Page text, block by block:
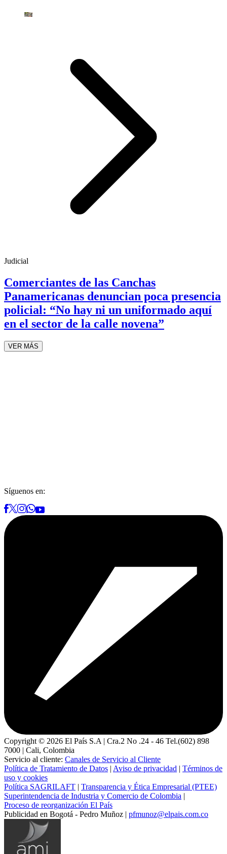
Judicial
Comerciantes de las Canchas
Panamericanas denuncian poca presencia
policial: “No hay ni un uniformado aquí
en el sector de la calle novena”
VER MÁS
Síguenos en:
Copyright © 2026 El País S.A | Cra.2 No .24 - 46 Tel.(602) 898
7000 | Cali, Colombia
Servicio al cliente: Canales de Servicio al Cliente
Política de Tratamiento de Datos | Aviso de privacidad | Términos de
uso y cookies
Política SAGRILAFT | Transparencia y Ética Empresarial (PTEE)
Superintendencia de Industria y Comercio de Colombia |
Proceso de reorganización El País
Publicidad en Bogotá - Pedro Muñoz | pfmunoz@elpais.com.co